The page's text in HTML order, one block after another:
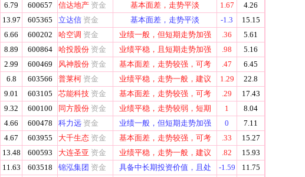
6.79 600657 信达地产 资金 基本面差，走势平淡 1.67
4.26
13.97 605365 立达信 资金 基本面差，走势平淡 -1.3
15.15
6.66 600202 哈空调 资金 业绩一般，但短期走势加强 .36
5.61
8.89 600864 哈投股份 资金 业绩平稳，且短期走势加强 .98
5.16
2.99 600469 风神股份 资金 基本面差，走势较强，可考 .47
6.45
6.8 603566 普莱柯 资金 业绩平稳，走势一般，建议 1.29
22.8
9.01 603105 芯能科技 资金 基本面差，走势较强，可考 .29
17.43
9.32 600100 同方股份 资金 业绩平稳，走势较弱，短期 1
8.04
4.66 600478 科力远 资金 业绩一般，但短期走势加强 0
7.11
4.67 603955 大千生态 资金 基本面差，走势较强，可考 .33
15.27
13.48 600593 大连圣亚 资金 业绩平稳，走势一般，建议 .82
15.93
11.63 603518 锦泓集团 资金 具备中长期投资价值，且处 -1.59
11.75